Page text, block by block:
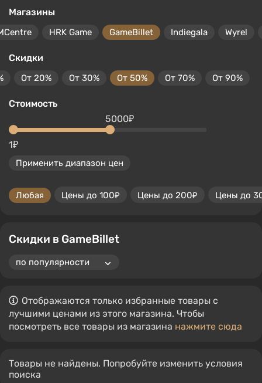
Магазины
HRK Game GameBillet Indiegala Wyrel
Скидки
От 20% От 30% От 50% От 70% От 90%
Стоимость
1₽
5000₽
Применить диапазон цен
Любая Цены до 100₽ Цены до 200₽ Цены до
Скидки в GameBillet
Отображаются только избранные товары с
лучшими ценами из этого магазина. Чтобы
посмотреть все товары из магазина нажмите сюда
Товары не найдены. Попробуйте изменить условия
поиска